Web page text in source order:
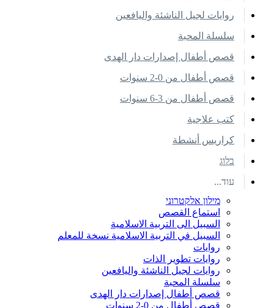
روايات لجيل الناشئة واليافعين
سلسلة المحبة
قصص أطفال إصدارات دار الهدى
قصص أطفال من 0-2 سنوات
قصص أطفال من 3-6 سنوات
كتب علاجية
كراريس أنشطة
בלוג
עוד...
מילון אלקטרוני
استماع القصص
السبيل الى التربية الاسلامية
السبيل في التربية الاسلامية نسخة للمعلم
روايات
روايات تطوير الذات
روايات لجيل الناشئة واليافعين
سلسلة المحبة
قصص أطفال إصدارات دار الهدى
قصص أطفال من 0-2 سنوات